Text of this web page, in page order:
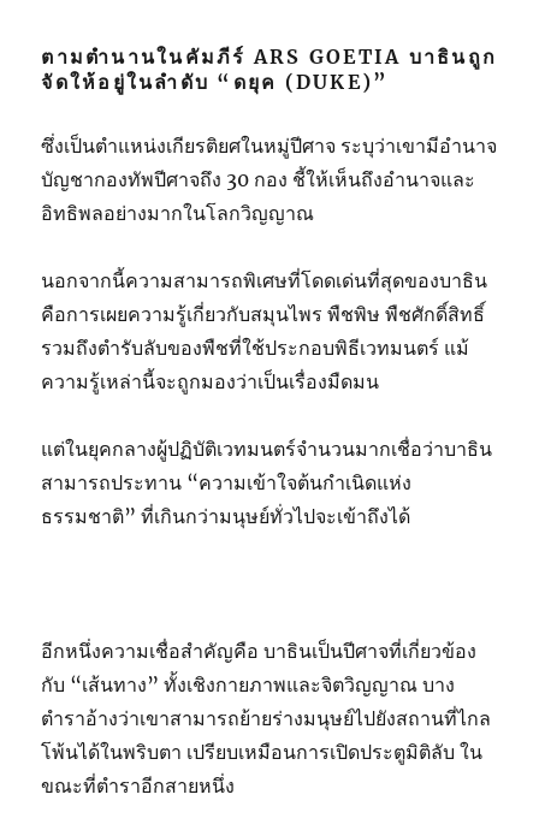
ตามตำนานในคัมภีร์ ARS GOETIA บาธินถูก
จัดให้อยู่ในลำดับ “ดยุค (DUKE)”
ซึ่งเป็นตำแหน่งเกียรติยศในหมู่ปีศาจ ระบุว่าเขามีอำนาจ
บัญชากองทัพปีศาจถึง 30 กอง ชี้ให้เห็นถึงอำนาจและ
อิทธิพลอย่างมากในโลกวิญญาณ
นอกจากนี้ความสามารถพิเศษที่โดดเด่นที่สุดของบาธิน
คือการเผยความรู้เกี่ยวกับสมุนไพร พืชพิษ พืชศักดิ์สิทธิ์
รวมถึงตำรับลับของพืชที่ใช้ประกอบพิธีเวทมนตร์ แม้
ความรู้เหล่านี้จะถูกมองว่าเป็นเรื่องมืดมน
แต่ในยุคกลางผู้ปฏิบัติเวทมนตร์จำนวนมากเชื่อว่าบาธิน
สามารถประทาน “ความเข้าใจต้นกำเนิดแห่ง
ธรรมชาติ” ที่เกินกว่ามนุษย์ทั่วไปจะเข้าถึงได้
อีกหนึ่งความเชื่อสำคัญคือ บาธินเป็นปีศาจที่เกี่ยวข้อง
กับ “เส้นทาง” ทั้งเชิงกายภาพและจิตวิญญาณ บาง
ตำราอ้างว่าเขาสามารถย้ายร่างมนุษย์ไปยังสถานที่ไกล
โพ้นได้ในพริบตา เปรียบเหมือนการเปิดประตูมิติลับ ใน
ขณะที่ตำราอีกสายหนึ่ง